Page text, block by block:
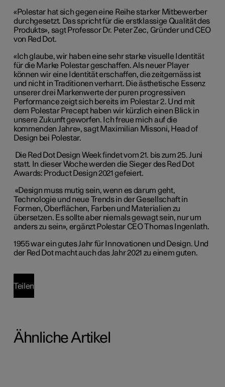
«Polestar hat sich gegen eine Reihe starker Mitbewerber
durchgesetzt. Das spricht für die erstklassige Qualität des
Produkts», sagt Professor Dr. Peter Zec, Gründer und CEO
von Red Dot.
«Ich glaube, wir haben eine sehr starke visuelle Identität
für die Marke Polestar geschaffen. Als neuer Player
können wir eine Identität erschaffen, die zeitgemäss ist
und nicht in Traditionen verharrt. Die ästhetische Essenz
unserer drei Markenwerte der puren progressiven
Performance zeigt sich bereits im Polestar 2. Und mit
dem Polestar Precept haben wir kürzlich einen Blick in
unsere Zukunft geworfen. Ich freue mich auf die
kommenden Jahre», sagt Maximilian Missoni, Head of
Design bei Polestar.
Die Red Dot Design Week findet vom 21. bis zum 25. Juni
statt. In dieser Woche werden die Sieger des Red Dot
Awards: Product Design 2021 gefeiert.
«Design muss mutig sein, wenn es darum geht,
Technologie und neue Trends in der Gesellschaft in
Formen, Oberflächen, Farben und Materialien zu
übersetzen. Es sollte aber niemals gewagt sein, nur um
anders zu sein», ergänzt Polestar CEO Thomas Ingenlath.
1955 war ein gutes Jahr für Innovationen und Design. Und
der Red Dot macht auch das Jahr 2021 zu einem guten.
Teilen
Ähnliche Artikel